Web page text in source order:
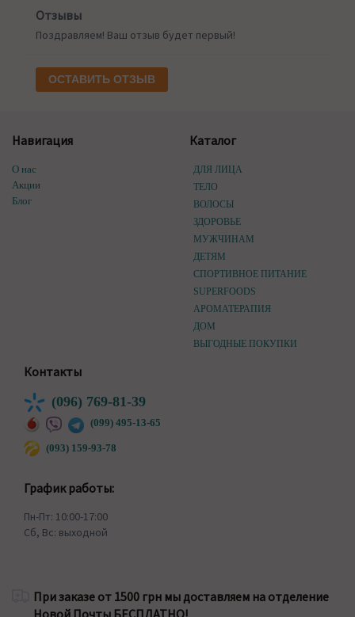
Отзывы
Поздравляем! Ваш отзыв будет первый!
ОСТАВИТЬ ОТЗЫВ
Навигация
О нас
Акции
Блог
Каталог
ДЛЯ ЛИЦА
ТЕЛО
ВОЛОСЫ
ЗДОРОВЬЕ
МУЖЧИНАМ
ДЕТЯМ
СПОРТИВНОЕ ПИТАНИЕ
SUPERFOODS
АРОМАТЕРАПИЯ
ДОМ
ВЫГОДНЫЕ ПОКУПКИ
Контакты
(096) 769-81-39
(099) 495-13-65
(093) 159-93-78
График работы:
Пн-Пт: 10:00-17:00
Сб, Вс: выходной
При заказе от 1500 грн мы доставляем на отделение
Новой Почты БЕСПЛАТНО!